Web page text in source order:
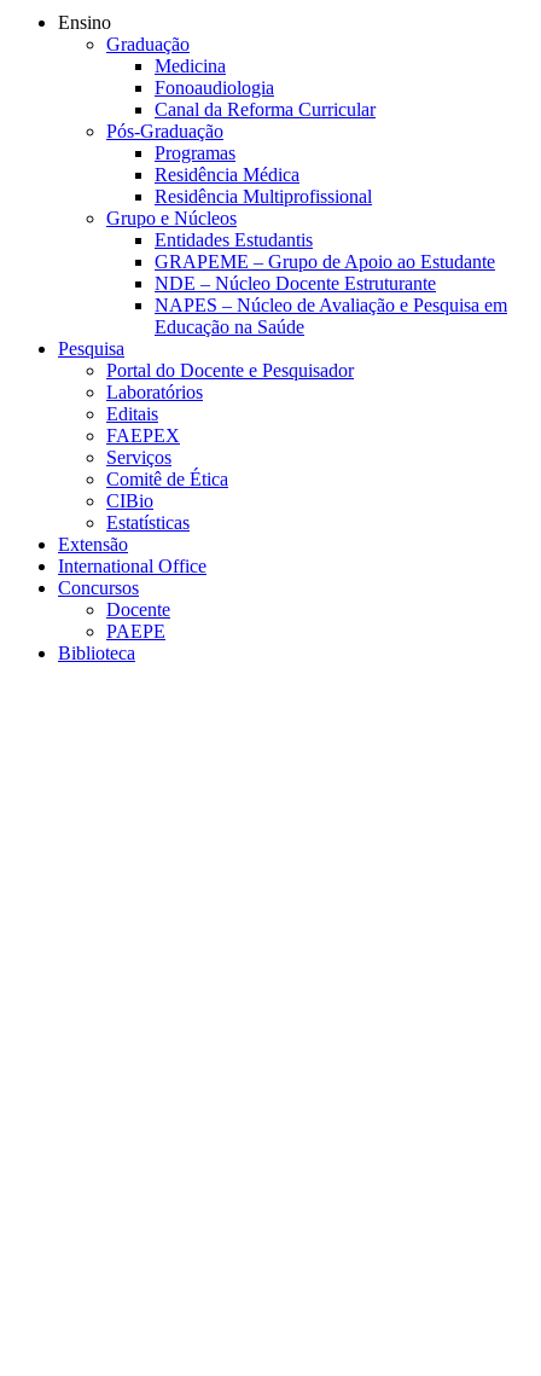
Ensino
Graduação
Medicina
Fonoaudiologia
Canal da Reforma Curricular
Pós-Graduação
Programas
Residência Médica
Residência Multiprofissional
Grupo e Núcleos
Entidades Estudantis
GRAPEME – Grupo de Apoio ao Estudante
NDE – Núcleo Docente Estruturante
NAPES – Núcleo de Avaliação e Pesquisa em
Educação na Saúde
Pesquisa
Portal do Docente e Pesquisador
Laboratórios
Editais
FAEPEX
Serviços
Comitê de Ética
CIBio
Estatísticas
Extensão
International Office
Concursos
Docente
PAEPE
Biblioteca